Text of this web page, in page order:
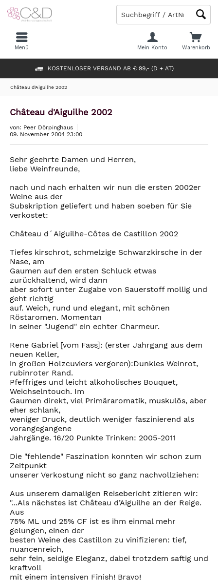
KOSTENLOSER VERSAND AB € 99,- (D + AT)
Warenkorb
Mein Konto
Menü
Château d'Aiguilhe 2002
Château d'Aiguilhe 2002
von: Peer Dörpinghaus
09. November 2004 23:00
Sehr geehrte Damen und Herren,
liebe Weinfreunde,
nach und nach erhalten wir nun die ersten 2002er
Weine aus der
Subskription geliefert und haben soeben für Sie
verkostet:
Château d´Aiguilhe-Côtes de Castillon 2002
Tiefes kirschrot, schmelzige Schwarzkirsche in der
Nase, am
Gaumen auf den ersten Schluck etwas
zurückhaltend, wird dann
aber sofort unter Zugabe von Sauerstoff mollig und
geht richtig
auf. Weich, rund und elegant, mit schönen
Röstaromen. Momentan
in seiner "Jugend" ein echter Charmeur.
Rene Gabriel [vom Fass]: (erster Jahrgang aus dem
neuen Keller,
in großen Holzcuviers vergoren):Dunkles Weinrot,
rubinroter Rand.
Pfeffriges und leicht alkoholisches Bouquet,
Weichselntouch. Im
Gaumen direkt, viel Primäraromatik, muskulös, aber
eher schlank,
weniger Druck, deutlich weniger faszinierend als
vorangegangene
Jahrgänge. 16/20 Punkte Trinken: 2005-2011
Die "fehlende" Faszination konnten wir schon zum
Zeitpunkt
unserer Verkostung nicht so ganz nachvollziehen:
Aus unserem damaligen Reisebericht zitieren wir:
"...Als nächstes ist Château d’Aiguilhe an der Reige.
Aus
75% ML und 25% CF ist es ihm einmal mehr
gelungen, einen der
besten Weine des Castillon zu vinifizieren: tief,
nuancenreich,
sehr fein, seidige Eleganz, dabei trotzdem saftig und
kraftvoll
mit einem intensiven Finish! Bravo!